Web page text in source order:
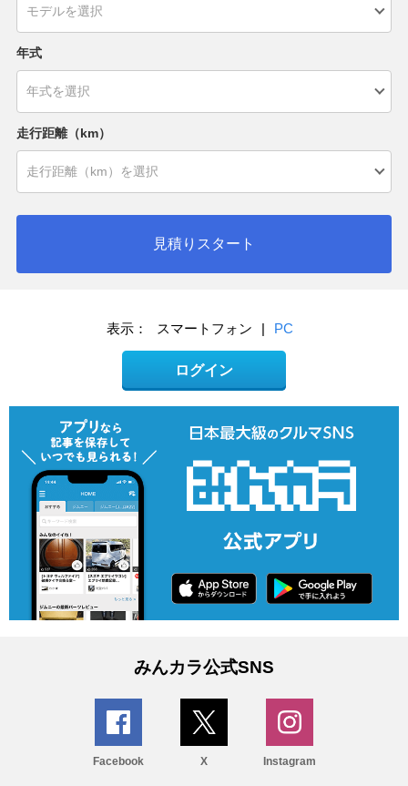
年式
走行距離（km）
見積りスタート
表示： スマートフォン | PC
ログイン
みんカラ公式SNS
Facebook X Instagram